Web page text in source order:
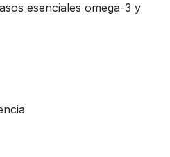
esenciales omega-3 y